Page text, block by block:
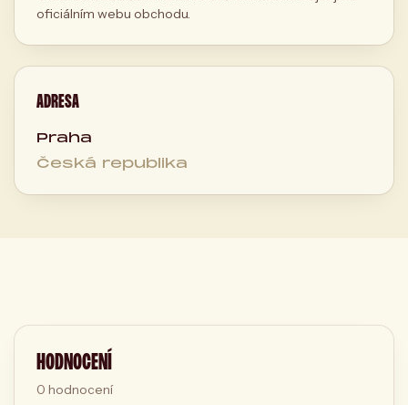
oficiálním webu obchodu.
ADRESA
Praha
Česká republika
HODNOCENÍ
0 hodnocení